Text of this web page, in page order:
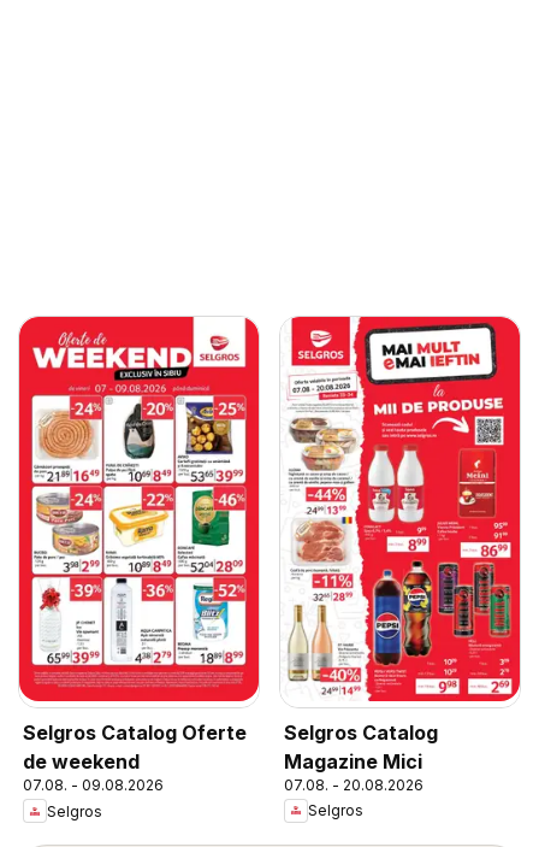
Selgros Catalog Oferte
de weekend
07.08. - 09.08.2026
Selgros
Selgros Catalog
Magazine Mici
07.08. - 20.08.2026
Selgros